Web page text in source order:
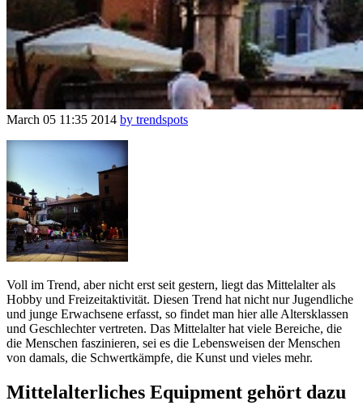
March 05 11:35 2014 by trendspots
Voll im Trend, aber nicht erst seit gestern, liegt das Mittelalter als
Hobby und Freizeitaktivität. Diesen Trend hat nicht nur Jugendliche
und junge Erwachsene erfasst, so findet man hier alle Altersklassen
und Geschlechter vertreten. Das Mittelalter hat viele Bereiche, die
die Menschen faszinieren, sei es die Lebensweisen der Menschen
von damals, die Schwertkämpfe, die Kunst und vieles mehr.
Mittelalterliches Equipment gehört dazu